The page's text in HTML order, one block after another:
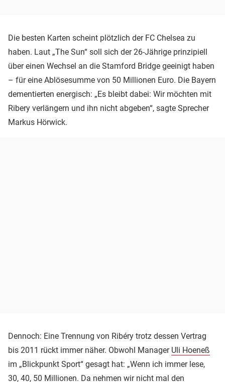
Die besten Karten scheint plötzlich der FC Chelsea zu
haben. Laut „The Sun“ soll sich der 26-Jährige prinzipiell
über einen Wechsel an die Stamford Bridge geeinigt haben
– für eine Ablösesumme von 50 Millionen Euro. Die Bayern
dementierten energisch: „Es bleibt dabei: Wir möchten mit
Ribery verlängern und ihn nicht abgeben“, sagte Sprecher
Markus Hörwick.
Dennoch: Eine Trennung von Ribéry trotz dessen Vertrag
bis 2011 rückt immer näher. Obwohl Manager Uli Hoeneß
im „Blickpunkt Sport“ gesagt hat: „Wenn ich immer lese,
30, 40, 50 Millionen. Da nehmen wir nicht mal den